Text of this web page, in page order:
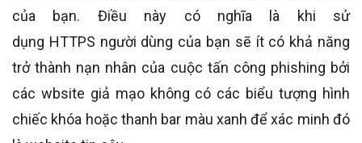
của bạn. Điều này có nghĩa là khi sử
dụng HTTPS người dùng của bạn sẽ ít có khả năng
trở thành nạn nhân của cuộc tấn công phishing bởi
các wbsite giả mạo không có các biểu tượng hình
chiếc khóa hoặc thanh bar màu xanh để xác minh đó